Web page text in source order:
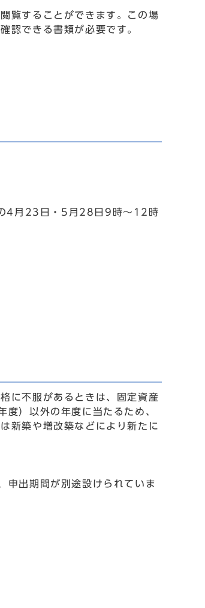
覧することができます。この場
認できる書類が必要です。
4月23日・5月28日9時～12時
に不服があるときは、固定資産
）以外の年度に当たるため、
新築や増改築などにより新たに
申出期間が別途設けられていま